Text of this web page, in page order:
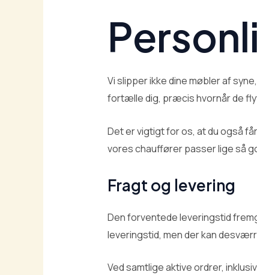
Vi slipper ikke dine møbler af
fortælle dig, præcis hvornår de
Det er vigtigt for os, at du også
vores chauffører passer lige så
Fragt og levering
Den forventede leveringstid
leveringstid, men der kan
Ved samtlige aktive ordrer,